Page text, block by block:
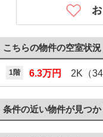
こちらの物件の空室状況
1階 6.3万円 2K（
条件の近い物件が見つ